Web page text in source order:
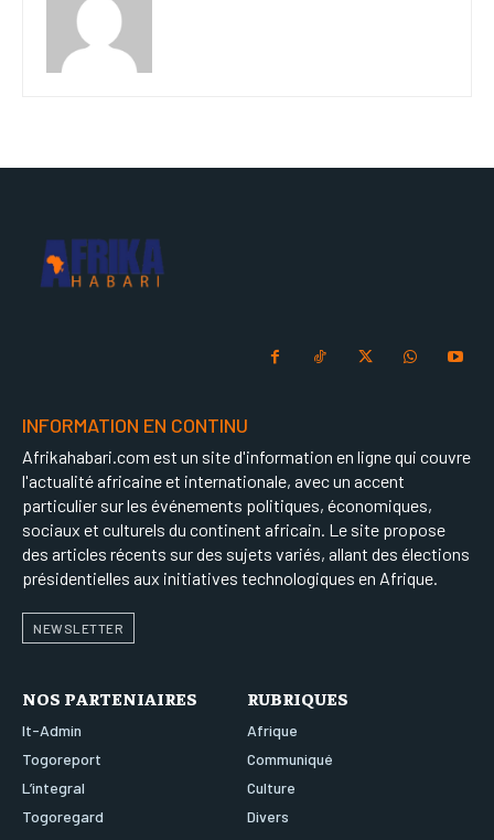
INFORMATION EN CONTINU
Afrikahabari.com est un site d'information en ligne qui couvre
l'actualité africaine et internationale, avec un accent
particulier sur les événements politiques, économiques,
sociaux et culturels du continent africain. Le site propose
des articles récents sur des sujets variés, allant des élections
présidentielles aux initiatives technologiques en Afrique.
NEWSLETTER
NOS PARTENIAIRES
It-Admin
Togoreport
L’integral
Togoregard
RUBRIQUES
Afrique
Communiqué
Culture
Divers